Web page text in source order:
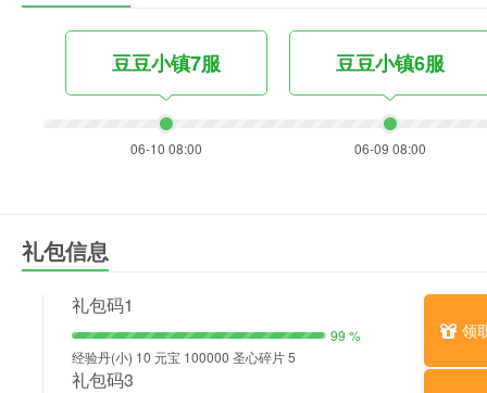
豆豆小镇7服
06-10 08:00
豆豆小镇6服
06-09 08:00
礼包信息
礼包码1
99 %
经验丹(小) 10 元宝 100000 圣心碎片 5
领
礼包码3